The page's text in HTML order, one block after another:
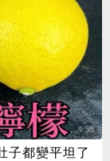
子都變平坦了